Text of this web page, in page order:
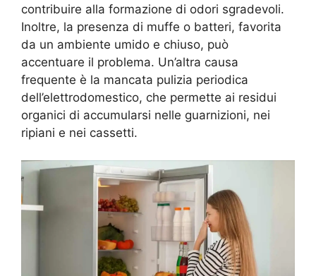
contribuire alla formazione di odori sgradevoli.
Inoltre, la presenza di muffe o batteri, favorita
da un ambiente umido e chiuso, può
accentuare il problema. Un’altra causa
frequente è la mancata pulizia periodica
dell’elettrodomestico, che permette ai residui
organici di accumularsi nelle guarnizioni, nei
ripiani e nei cassetti.